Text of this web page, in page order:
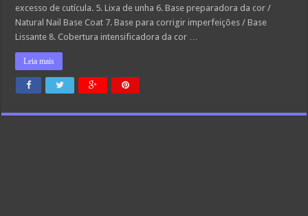
excesso de cutícula. 5. Lixa de unha 6. Base preparadora da cor /
Natural Nail Base Coat 7. Base para corrigir imperfeições / Base
Lissante 8. Cobertura intensificadora da cor …
Leia mais